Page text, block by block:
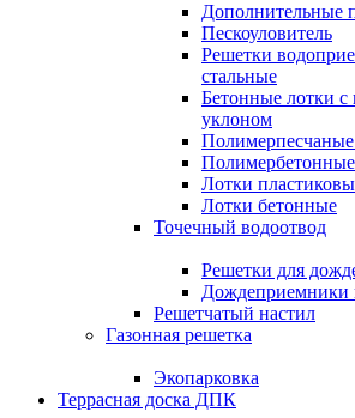
Дополнительные
Пескоуловитель
Решетки
стальные
Бетонные лотки
уклоном
Полимерпесчаные
Лотки
Лотки бетонные
Точечный водоотвод
Решетки для
Дождеприемники
Решетчатый настил
Газонная решетка
Экопарковка
Террасная доска ДПК